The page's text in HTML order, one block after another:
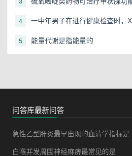
4
一中年男子在进行健康检查时，
5 能量代谢是指能量的
问答库最新问答
急性乙型肝炎最早出现的血清学指标是
白喉并发周围神经麻痹最常见的是